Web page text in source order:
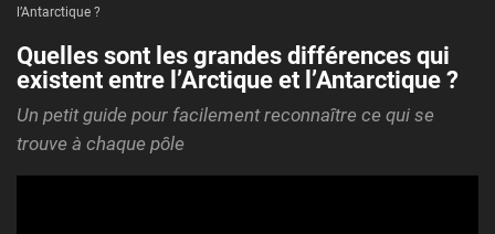
l’Antarctique ?
Quelles sont les grandes différences qui
existent entre l’Arctique et l’Antarctique ?
Un petit guide pour facilement reconnaître ce qui se
trouve à chaque pôle